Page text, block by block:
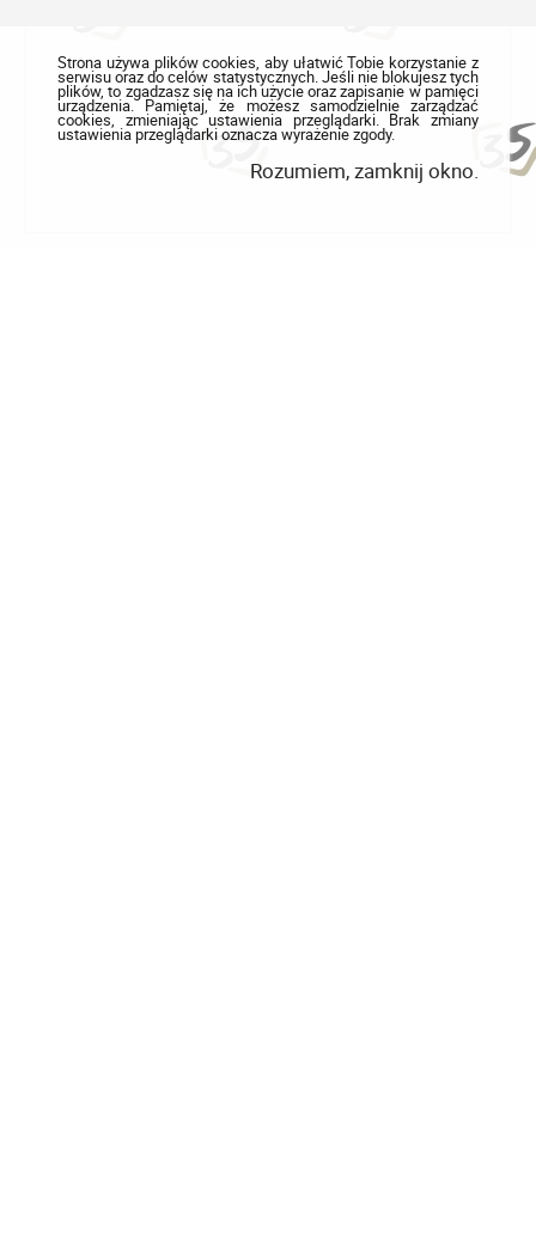
Strona używa plików cookies, aby ułatwić Tobie korzystanie z
serwisu oraz do celów statystycznych. Jeśli nie blokujesz tych
plików, to zgadzasz się na ich użycie oraz zapisanie w pamięci
urządzenia. Pamiętaj, że możesz samodzielnie zarządzać
cookies, zmieniając ustawienia przeglądarki. Brak zmiany
ustawienia przeglądarki oznacza wyrażenie zgody.
Rozumiem, zamknij okno.